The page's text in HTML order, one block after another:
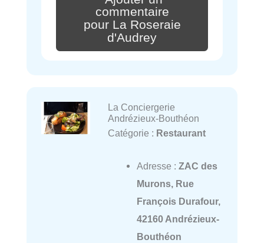
commentaire
pour La Roseraie
d'Audrey
La Conciergerie
Andrézieux-Bouthéon
Catégorie : Restaurant
Adresse : ZAC des
Murons, Rue
François Durafour,
42160 Andrézieux-
Bouthéon